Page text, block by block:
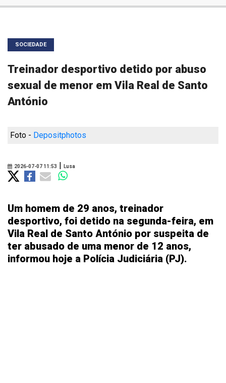
SOCIEDADE
Treinador desportivo detido por abuso
sexual de menor em Vila Real de Santo
António
Foto - Depositphotos
2026-07-07 11:53 | Lusa
Um homem de 29 anos, treinador
desportivo, foi detido na segunda-feira, em
Vila Real de Santo António por suspeita de
ter abusado de uma menor de 12 anos,
informou hoje a Polícia Judiciária (PJ).